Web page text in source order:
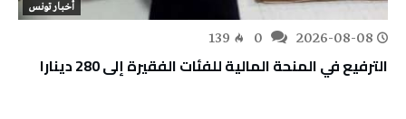
أخبار تونس
2026-08-08
139
الترفيع في المنحة المالية للفئات الفقيرة إلى 280 دينارا